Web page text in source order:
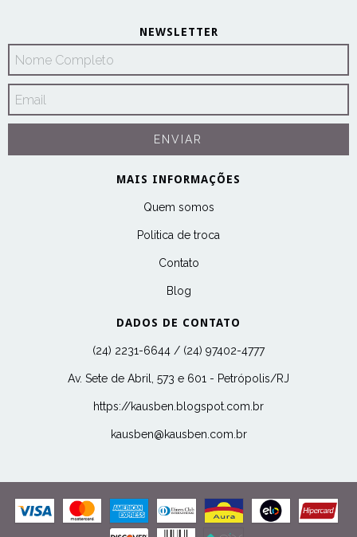
NEWSLETTER
MAIS INFORMAÇÕES
Quem somos
Politica de troca
Contato
Blog
DADOS DE CONTATO
(24) 2231-6644 / (24) 97402-4777
Av. Sete de Abril, 573 e 601 - Petrópolis/RJ
https://kausben.blogspot.com.br
kausben@kausben.com.br